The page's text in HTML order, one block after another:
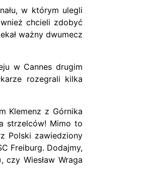
w którym ulegli
chcieli zdobyć
ważny dwumecz
w Cannes drugim
rozegrali kilka
Klemenz z Górnika
strzelców! Mimo to
Polski zawiedziony
Freiburg. Dodajmy,
Wiesław Wraga